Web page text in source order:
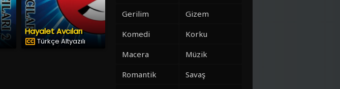
Hayalet Avcıları
Türkçe Altyazılı
Gerilim
Gizem
Komedi
Korku
Macera
Müzik
Romantik
Savaş